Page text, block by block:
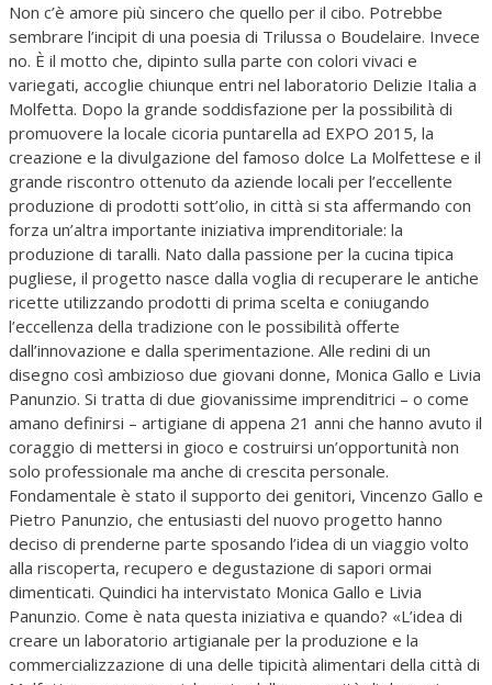
Non c’è amore più sincero che quello per il cibo. Potrebbe
sembrare l’incipit di una poesia di Trilussa o Boudelaire. Invece
no. È il motto che, dipinto sulla parte con colori vivaci e
variegati, accoglie chiunque entri nel laboratorio Delizie Italia a
Molfetta. Dopo la grande soddisfazione per la possibilità di
promuovere la locale cicoria puntarella ad EXPO 2015, la
creazione e la divulgazione del famoso dolce La Molfettese e il
grande riscontro ottenuto da aziende locali per l’eccellente
produzione di prodotti sott’olio, in città si sta affermando con
forza un’altra importante iniziativa imprenditoriale: la
produzione di taralli. Nato dalla passione per la cucina tipica
pugliese, il progetto nasce dalla voglia di recuperare le antiche
ricette utilizzando prodotti di prima scelta e coniugando
l’eccellenza della tradizione con le possibilità offerte
dall’innovazione e dalla sperimentazione. Alle redini di un
disegno così ambizioso due giovani donne, Monica Gallo e Livia
Panunzio. Si tratta di due giovanissime imprenditrici – o come
amano definirsi – artigiane di appena 21 anni che hanno avuto il
coraggio di mettersi in gioco e costruirsi un’opportunità non
solo professionale ma anche di crescita personale.
Fondamentale è stato il supporto dei genitori, Vincenzo Gallo e
Pietro Panunzio, che entusiasti del nuovo progetto hanno
deciso di prenderne parte sposando l’idea di un viaggio volto
alla riscoperta, recupero e degustazione di sapori ormai
dimenticati. Quindici ha intervistato Monica Gallo e Livia
Panunzio. Come è nata questa iniziativa e quando? «L’idea di
creare un laboratorio artigianale per la produzione e la
commercializzazione di una delle tipicità alimentari della città di